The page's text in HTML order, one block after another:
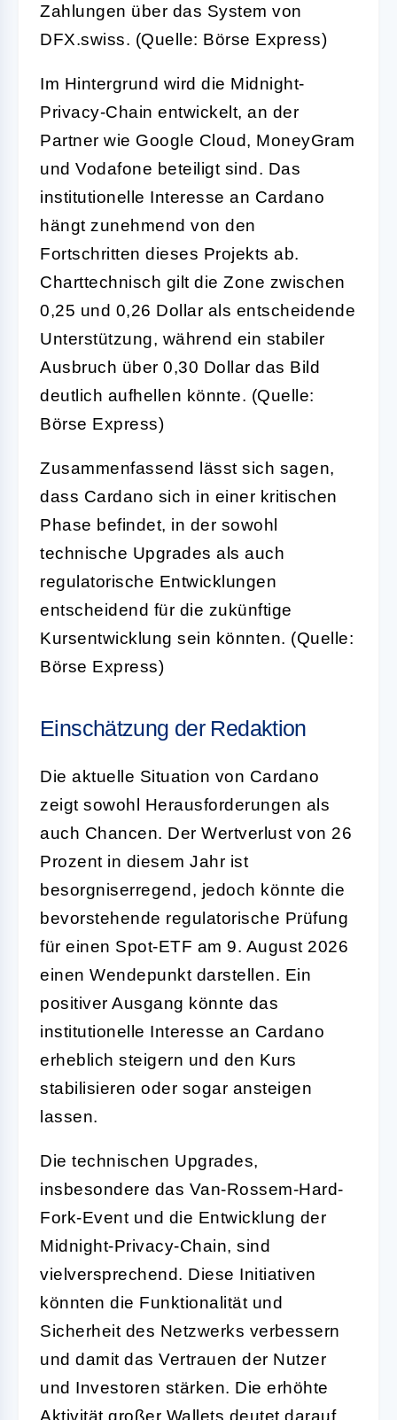
Zahlungen über das System von
DFX.swiss. (Quelle: Börse Express)
Im Hintergrund wird die Midnight-
Privacy-Chain entwickelt, an der
Partner wie Google Cloud, MoneyGram
und Vodafone beteiligt sind. Das
institutionelle Interesse an Cardano
hängt zunehmend von den
Fortschritten dieses Projekts ab.
Charttechnisch gilt die Zone zwischen
0,25 und 0,26 Dollar als entscheidende
Unterstützung, während ein stabiler
Ausbruch über 0,30 Dollar das Bild
deutlich aufhellen könnte. (Quelle:
Börse Express)
Zusammenfassend lässt sich sagen,
dass Cardano sich in einer kritischen
Phase befindet, in der sowohl
technische Upgrades als auch
regulatorische Entwicklungen
entscheidend für die zukünftige
Kursentwicklung sein könnten. (Quelle:
Börse Express)
Einschätzung der Redaktion
Die aktuelle Situation von Cardano
zeigt sowohl Herausforderungen als
auch Chancen. Der Wertverlust von 26
Prozent in diesem Jahr ist
besorgniserregend, jedoch könnte die
bevorstehende regulatorische Prüfung
für einen Spot-ETF am 9. August 2026
einen Wendepunkt darstellen. Ein
positiver Ausgang könnte das
institutionelle Interesse an Cardano
erheblich steigern und den Kurs
stabilisieren oder sogar ansteigen
lassen.
Die technischen Upgrades,
insbesondere das Van-Rossem-Hard-
Fork-Event und die Entwicklung der
Midnight-Privacy-Chain, sind
vielversprechend. Diese Initiativen
könnten die Funktionalität und
Sicherheit des Netzwerks verbessern
und damit das Vertrauen der Nutzer
und Investoren stärken. Die erhöhte
Aktivität großer Wallets deutet darauf